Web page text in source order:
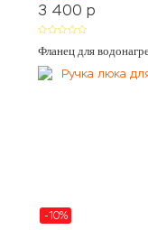
3 400 p
Фланец для
-10%